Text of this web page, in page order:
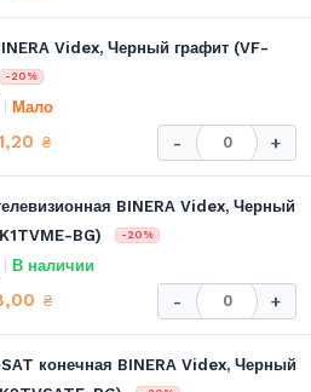
Videx, Черный графит (VF-
-20%
Мало
₴ - +
BINERA Videx, Черный
BG)
-20%
В наличии
₴ - +
конечная BINERA Videx, Черный